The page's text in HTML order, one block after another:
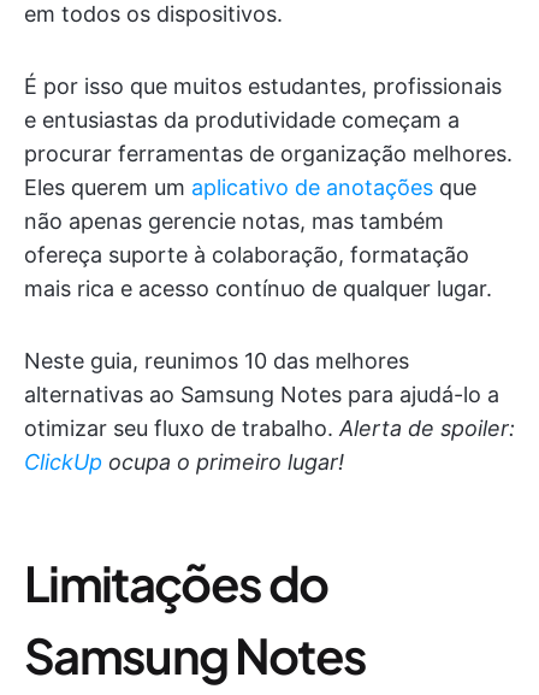
em todos os dispositivos.
É por isso que muitos estudantes, profissionais
e entusiastas da produtividade começam a
procurar ferramentas de organização melhores.
Eles querem um aplicativo de anotações que
não apenas gerencie notas, mas também
ofereça suporte à colaboração, formatação
mais rica e acesso contínuo de qualquer lugar.
Neste guia, reunimos 10 das melhores
alternativas ao Samsung Notes para ajudá-lo a
otimizar seu fluxo de trabalho. Alerta de spoiler:
ClickUp ocupa o primeiro lugar!
Limitações do
Samsung Notes